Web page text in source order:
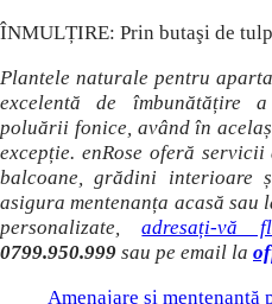
ÎNMULȚIRE: Prin butaşi de
Plantele naturale pentru
excelentă de îmbunătățire
poluării fonice, având în
excepție. enRose oferă
balcoane, grădini interioare
asigura mentenanța acasă
personalizate,adresați-vă
0799.950.999 sau pe email la
Amenajare și mentenanță